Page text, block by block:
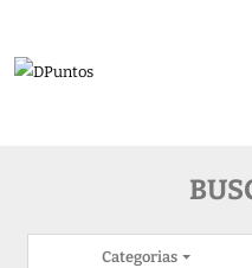
Categorias